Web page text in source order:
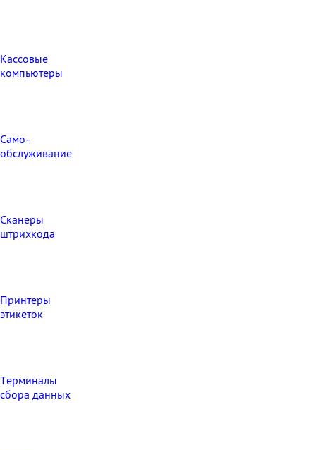
Кассовые
компьютеры
Само-
обслуживание
Сканеры
штрихкода
Принтеры
этикеток
Терминалы
сбора данных